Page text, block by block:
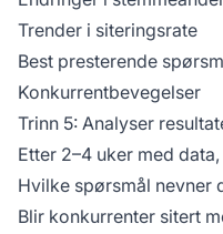
Trender i siteringsrate
Best presterende
Konkurrentbevegelser
Trinn 5: Analyser
Etter 2–4 uker med
Hvilke spørsmål nevner
Blir konkurrenter sitert